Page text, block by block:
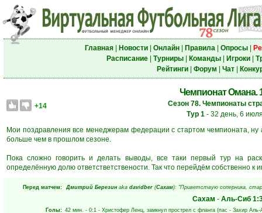
Главная| Новости| Онлайн| Правила| Опросы|
Расписание| Турниры| Команды| Игроки|
Рейтинги| Форум Чат|
Чемпионат Омана.
+14
Сезон 78. Чемпионаты
Тур 1 - 32 день, 6
Мои поздравления все менеджерам федерации с стартом чемпионата,
больше чем в прошлом сезоне.
Пока сложно говорить и делать выводы, все таки первый тур на
определённую долю ответстветствености. Так что перейдём собственно к
Перед матчем: Дмитрий Березин aka davidber (Сахам): "Приветствую соперника,
Сахам - Аль-Сиб
Голы: 42 мин. - 0:1 - Христофер Ленц, замкнул прострел с фланга (пас - Захир Аль-